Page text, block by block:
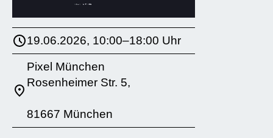
19.06.2026, 10:00–18:00 Uhr
Pixel München
Rosenheimer Str. 5,
81667 München